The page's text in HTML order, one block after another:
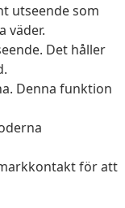
utseende som
väder.
Det håller
Denna funktion
för att